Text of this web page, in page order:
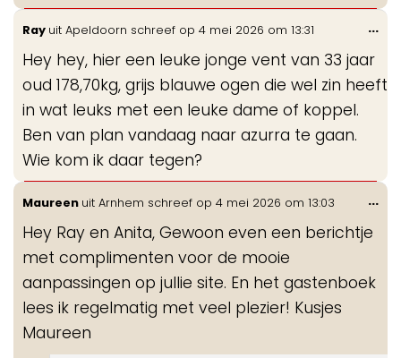
Ray uit Apeldoorn schreef op 4 mei 2026 om 13:31
Hey hey, hier een leuke jonge vent van 33 jaar
oud 178,70kg, grijs blauwe ogen die wel zin heeft
in wat leuks met een leuke dame of koppel.
Ben van plan vandaag naar azurra te gaan.
Wie kom ik daar tegen?
...
Maureen uit Arnhem schreef op 4 mei 2026 om 13:03
Hey Ray en Anita, Gewoon even een berichtje
met complimenten voor de mooie
aanpassingen op jullie site. En het gastenboek
lees ik regelmatig met veel plezier! Kusjes
Maureen
...